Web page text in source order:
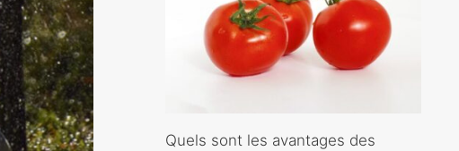
Quels sont les avantages des